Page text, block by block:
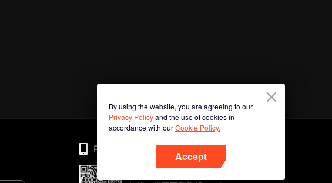
By using the website, you are agreeing to our
Privacy Policyand the use of cookies in
accordance with ourCookie Policy.
Accept
Phone